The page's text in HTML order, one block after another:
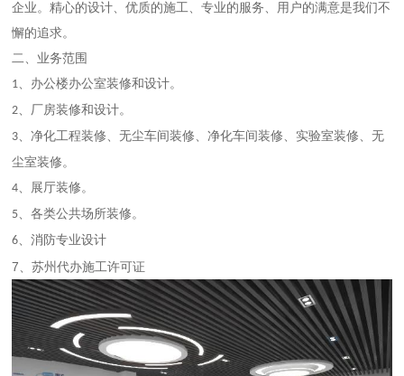
企业。精心的设计、优质的施工、专业的服务、用户的满意是我们不
懈的追求。
二、业务范围
1、办公楼办公室装修和设计。
2、厂房装修和设计。
3、净化工程装修、无尘车间装修、净化车间装修、实验室装修、无
尘室装修。
4、展厅装修。
5、各类公共场所装修。
6、消防专业设计
7、苏州代办施工许可证